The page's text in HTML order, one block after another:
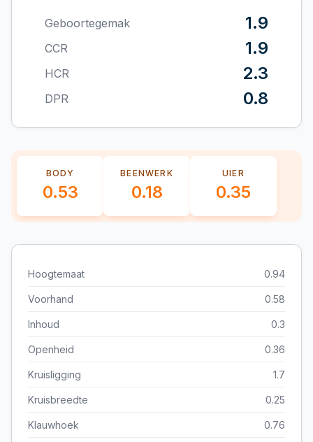
Geboortegemak 1.9
CCR 1.9
HCR 2.3
DPR 0.8
BODY
0.53
BEENWERK
0.18
UIER
0.35
Hoogtemaat 0.94
Voorhand 0.58
Inhoud 0.3
Openheid 0.36
Kruisligging 1.7
Kruisbreedte 0.25
Klauwhoek 0.76